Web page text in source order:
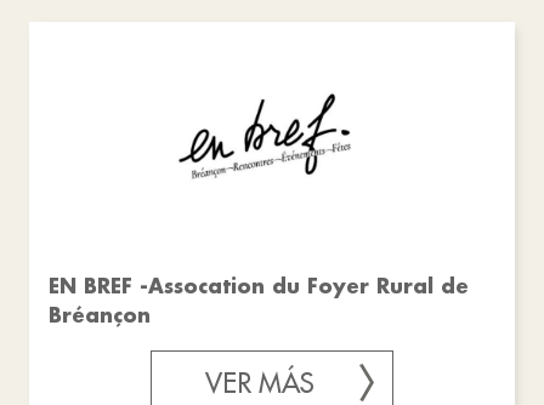
EN BREF -Assocation du Foyer Rural de
Bréançon
VER MÁS